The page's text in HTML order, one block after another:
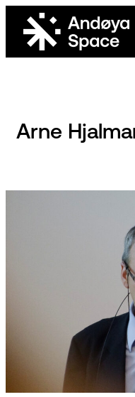
content
Arne